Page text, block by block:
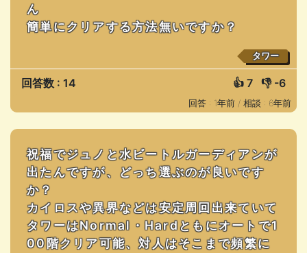
ん
簡単にクリアする方法無いですか？
タワー
回答数 : 14 👍 7 👎 -6
回答 : 1年前 / 相談 : 6年前
祝福でジュノと水ビートルガーディアンが
出たんですが、どっち選ぶのが良いです
か？
カイロスや異界などは安定周回出来ていて
タワーはNormal・Hardともにオートで1
00階クリア可能、対人はそこまで頻繁に